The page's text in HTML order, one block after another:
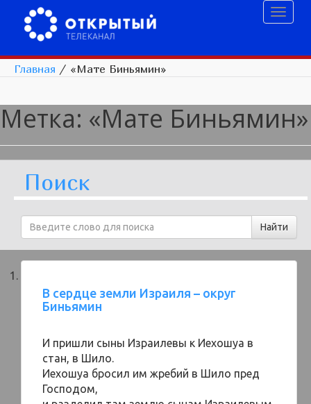
Главная / «Мате Биньямин»
Метка: «Мате Биньямин»
Поиск
В сердце земли Израиля – округ
Биньямин
И пришли сыны Израилевы к Иехошуа в
стан, в Шило.
Иехошуа бросил им жребий в Шило пред
Господом,